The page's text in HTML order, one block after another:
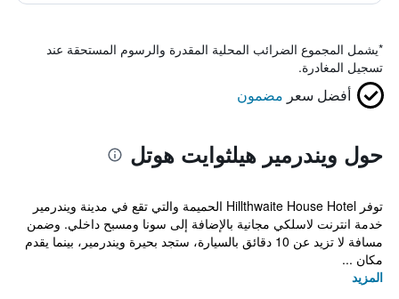
*يشمل المجموع الضرائب المحلية المقدرة والرسوم المستحقة عند
تسجيل المغادرة.
أفضل سعر مضمون
حول ويندرمير هيلثوايت هوتل
توفر Hillthwaite House Hotel الحميمة والتي تقع في مدينة ويندرمير
خدمة انترنت لاسلكي مجانية بالإضافة إلى سونا ومسبح داخلي. وضمن
مسافة لا تزيد عن 10 دقائق بالسيارة، ستجد بحيرة ويندرمير، بينما يقدم
مكان ...
المزيد